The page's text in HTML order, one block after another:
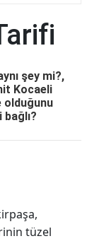
şey mi?,
Kocaeli
olduğunu
tüzel